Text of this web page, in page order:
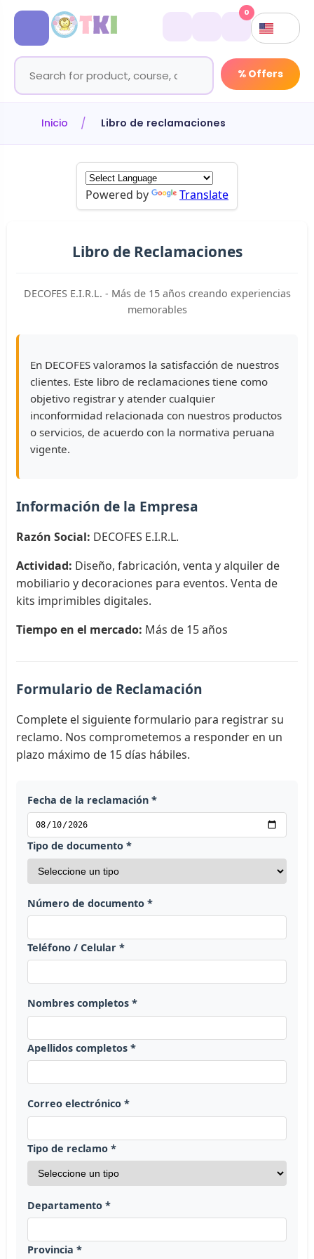
% Offers
0
Inicio Libro de reclamaciones
Powered by Translate
Libro de Reclamaciones
DECOFES E.I.R.L. - Más de 15 años creando experiencias
memorables
En DECOFES valoramos la satisfacción de nuestros
clientes. Este libro de reclamaciones tiene como
objetivo registrar y atender cualquier
inconformidad relacionada con nuestros productos
o servicios, de acuerdo con la normativa peruana
vigente.
Información de la Empresa
Razón Social: DECOFES E.I.R.L.
Actividad: Diseño, fabricación, venta y alquiler de
mobiliario y decoraciones para eventos. Venta de
kits imprimibles digitales.
Tiempo en el mercado: Más de 15 años
Formulario de Reclamación
Complete el siguiente formulario para registrar su
reclamo. Nos comprometemos a responder en un
plazo máximo de 15 días hábiles.
Fecha de la reclamación *
Tipo de documento *
Número de documento *
Teléfono / Celular *
Nombres completos *
Apellidos completos *
Correo electrónico *
Tipo de reclamo *
Departamento *
Provincia *